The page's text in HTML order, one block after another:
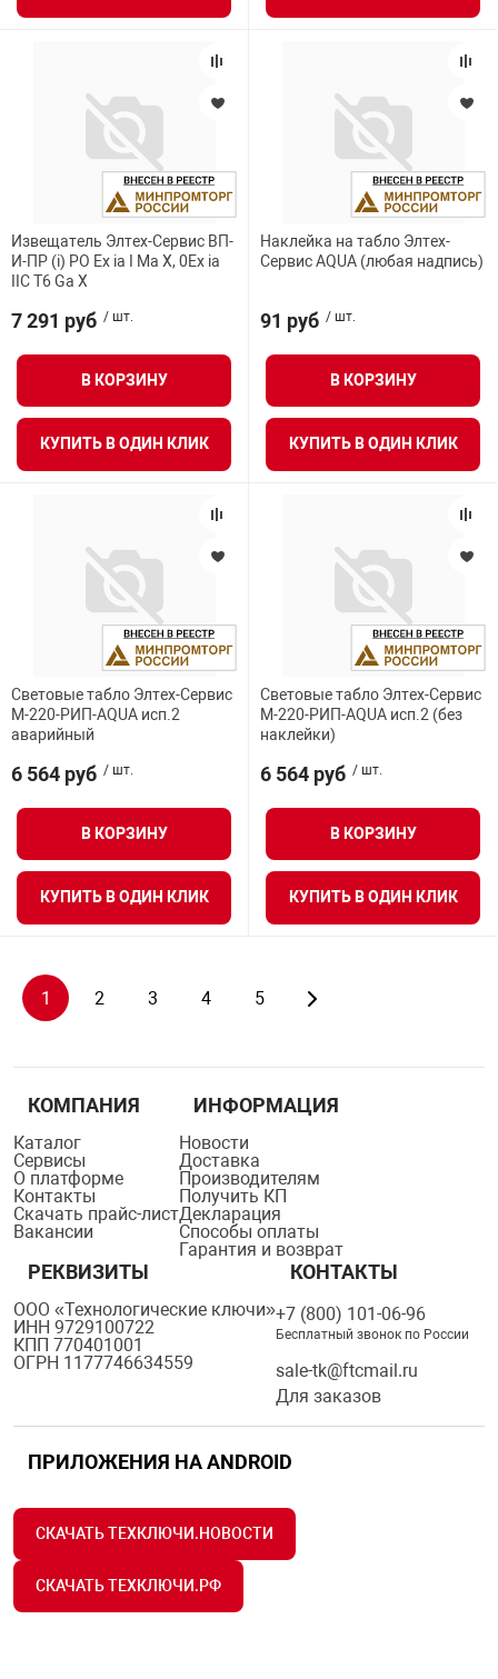
Извещатель Элтех-Сервис ВП-
И-ПР (i) PO Ex ia I Ma X, 0Ex ia
IIC T6 Ga X
7 291 руб / шт.
В КОРЗИНУ
КУПИТЬ В ОДИН КЛИК
Наклейка на табло Элтех-
Сервис AQUA (любая надпись)
91 руб / шт.
В КОРЗИНУ
КУПИТЬ В ОДИН КЛИК
Световые табло Элтех-Сервис
М-220-РИП-AQUA исп.2
аварийный
6 564 руб / шт.
В КОРЗИНУ
КУПИТЬ В ОДИН КЛИК
Световые табло Элтех-Сервис
М-220-РИП-AQUA исп.2 (без
наклейки)
6 564 руб / шт.
В КОРЗИНУ
КУПИТЬ В ОДИН КЛИК
1 2 3 4 5
КОМПАНИЯ
Каталог
Сервисы
О платформе
Контакты
Скачать прайс-лист
Вакансии
ИНФОРМАЦИЯ
Новости
Доставка
Производителям
Получить КП
Декларация
Способы оплаты
Гарантия и возврат
РЕКВИЗИТЫ
ООО «Технологические ключи»
ИНН 9729100722
КПП 770401001
ОГРН 1177746634559
КОНТАКТЫ
+7 (800) 101-06-96
Бесплатный звонок по России
sale-tk@ftcmail.ru
Для заказов
ПРИЛОЖЕНИЯ НА ANDROID
СКАЧАТЬ ТЕХКЛЮЧИ.НОВОСТИ
СКАЧАТЬ ТЕХКЛЮЧИ.РФ